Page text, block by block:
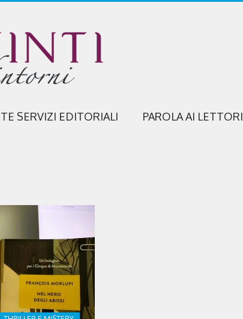
SERVIZI EDITORIALI PAROLA AI LETTORI